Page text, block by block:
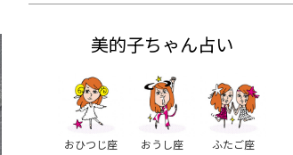
美的子ちゃん占い
おひつじ座 おうし座 ふたご座